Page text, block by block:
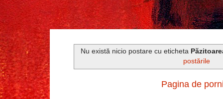
Nu există nicio postare cu eticheta
postările
Pagina de